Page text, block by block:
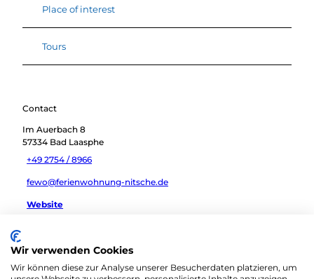
Place of interest
Tours
Contact
Im Auerbach 8
57334 Bad Laasphe
+49 2754 / 8966
fewo@ferienwohnung-nitsche.de
Website
Travel by public transport
Sketch route
Wir verwenden Cookies
Wir können diese zur Analyse unserer Besucherdaten platzieren, um